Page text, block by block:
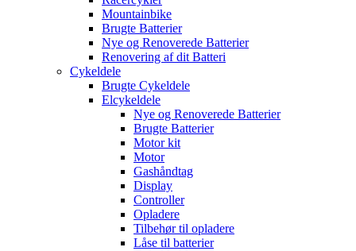
Mountainbike
Brugte Batterier
Nye og Renoverede Batterier
Renovering af dit Batteri
Cykeldele
Brugte Cykeldele
Elcykeldele
Nye og Renoverede Batterier
Brugte Batterier
Motor kit
Motor
Gashåndtag
Display
Controller
Opladere
Tilbehør til opladere
Låse til batterier